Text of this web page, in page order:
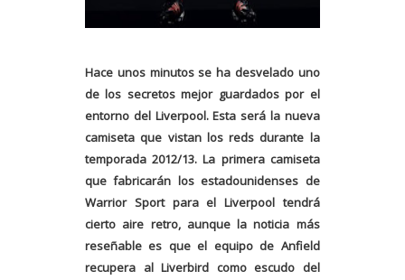
Hace unos minutos se ha desvelado uno
de los secretos mejor guardados por el
entorno del Liverpool. Esta será la nueva
camiseta que vistan los reds durante la
temporada 2012/13. La primera camiseta
que fabricarán los estadounidenses de
Warrior Sport para el Liverpool tendrá
cierto aire retro, aunque la noticia más
reseñable es que el equipo de Anfield
recupera al Liverbird como escudo del